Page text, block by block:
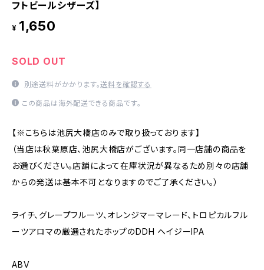
フトビールシザーズ】
¥ 1,650
SOLD OUT
別途送料がかかります。送料を確認する
この商品は海外配送できる商品です。
【※こちらは池尻大橋店のみで取り扱っております】
（当店は秋葉原店、池尻大橋店がございます。同一店舗の商品を
お選びください。店舗によって在庫状況が異なるため別々の店舗
からの発送は基本不可となりますのでご了承ください。）
ライチ、グレープフルーツ、オレンジマーマレード、トロピカルフル
ーツアロマの厳選されたホップのDDH ヘイジーIPA
ABV